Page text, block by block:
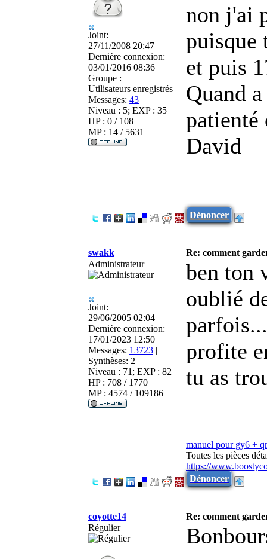
Joint:
27/11/2008 20:47
Dernière connexion:
03/01/2016 08:36
Groupe :
Utilisateurs enregistrés
Messages: 43
Niveau : 5; EXP : 35
HP : 0 / 108
MP : 14 / 5631
non j'ai
puisque
et puis
Quand
David
Dénoncer
swakk
Re: comment
Administrateur
Joint:
29/06/2005 02:04
Dernière connexion:
17/01/2023 12:50
Messages: 13723 |
Synthèses: 2
Niveau : 71; EXP : 82
HP : 708 / 1770
MP : 4574 / 109186
ben ton
oublié
parfois...
profite
tu as
manuel pour gy6 +
Toutes les pièces
https://
Dénoncer
coyotte14
Re: comment
Régulier